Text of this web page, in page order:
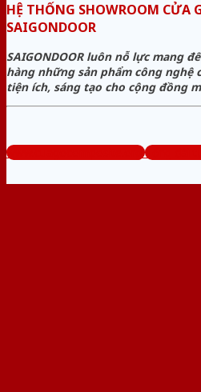
HỆ THỐNG SHOWROOM CỬA
SAIGONDOOR
SAIGONDOOR luôn nỗ lực mang
hàng những sản phẩm công nghệ
tiện ích, sáng tạo cho cộng đồng
www.cuagocomposite.org Tổng đài